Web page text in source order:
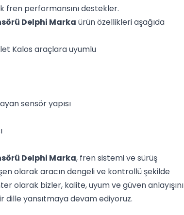
fren performansını destekler.
Delphi Marka ürün özellikleri aşağıda
Kalos araçlara uyumlu
sensör yapısı
Delphi Marka, fren sistemi ve sürüş
olarak aracın dengeli ve kontrollü şekilde
olarak bizler, kalite, uyum ve güven anlayışını
dille yansıtmaya devam ediyoruz.